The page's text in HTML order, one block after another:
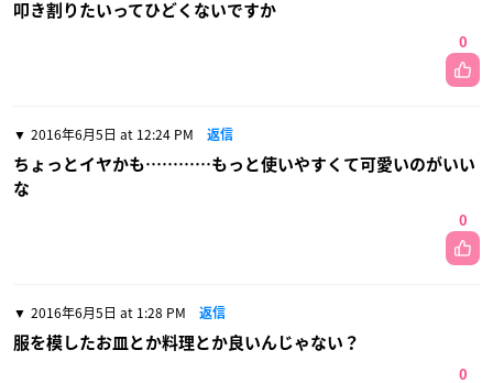
叩き割りたいってひどくないですか
0
2016年6月5日 at 12:24 PM 返信
ちょっとイヤかも…………もっと使いやすくて可愛いのがいい
な
0
2016年6月5日 at 1:28 PM 返信
服を模したお皿とか料理とか良いんじゃない？
0